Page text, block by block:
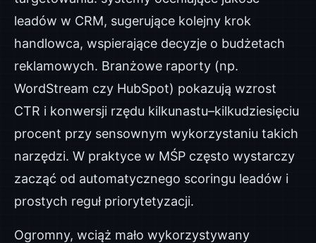
leadów w CRM, sugerujące kolejny krok
handlowca, wspierające decyzje o budżetach
reklamowych. Branżowe raporty (np.
WordStream czy HubSpot) pokazują wzrost
CTR i konwersji rzędu kilkunastu–kilkudziesięciu
procent przy sensownym wykorzystaniu takich
narzędzi. W praktyce w MŚP często wystarczy
zacząć od automatycznego scoringu leadów i
prostych reguł priorytetyzacji.
Ogromny, wciąż mało wykorzystywany